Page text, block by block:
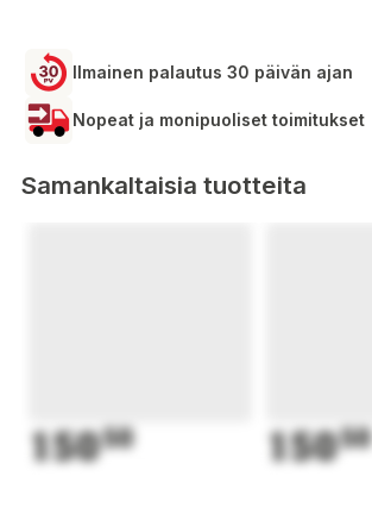
Ilmainen palautus 30 päivän ajan
Nopeat ja monipuoliset toimitukset
Samankaltaisia tuotteita
15050 15050